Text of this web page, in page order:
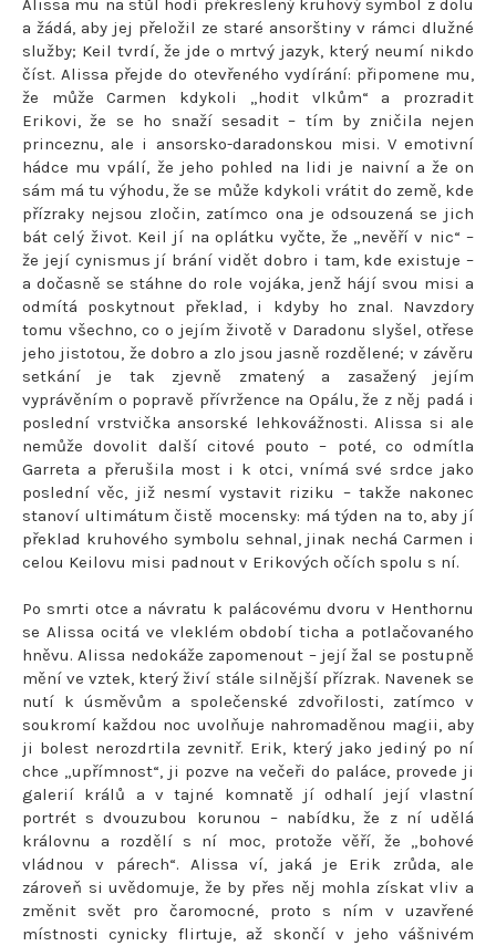
Alissa mu na stůl hodí překreslený kruhový symbol z dolu
a žádá, aby jej přeložil ze staré ansorštiny v rámci dlužné
služby; Keil tvrdí, že jde o mrtvý jazyk, který neumí nikdo
číst. Alissa přejde do otevřeného vydírání: připomene mu,
že může Carmen kdykoli „hodit vlkům“ a prozradit
Erikovi, že se ho snaží sesadit – tím by zničila nejen
princeznu, ale i ansorsko-daradonskou misi. V emotivní
hádce mu vpálí, že jeho pohled na lidi je naivní a že on
sám má tu výhodu, že se může kdykoli vrátit do země, kde
přízraky nejsou zločin, zatímco ona je odsouzená se jich
bát celý život. Keil jí na oplátku vyčte, že „nevěří v nic“ –
že její cynismus jí brání vidět dobro i tam, kde existuje –
a dočasně se stáhne do role vojáka, jenž hájí svou misi a
odmítá poskytnout překlad, i kdyby ho znal. Navzdory
tomu všechno, co o jejím životě v Daradonu slyšel, otřese
jeho jistotou, že dobro a zlo jsou jasně rozdělené; v závěru
setkání je tak zjevně zmatený a zasažený jejím
vyprávěním o popravě přívržence na Opálu, že z něj padá i
poslední vrstvička ansorské lehkovážnosti. Alissa si ale
nemůže dovolit další citové pouto – poté, co odmítla
Garreta a přerušila most i k otci, vnímá své srdce jako
poslední věc, již nesmí vystavit riziku – takže nakonec
stanoví ultimátum čistě mocensky: má týden na to, aby jí
překlad kruhového symbolu sehnal, jinak nechá Carmen i
celou Keilovu misi padnout v Erikových očích spolu s ní.
Po smrti otce a návratu k palácovému dvoru v Henthornu
se Alissa ocitá ve vleklém období ticha a potlačovaného
hněvu. Alissa nedokáže zapomenout – její žal se postupně
mění ve vztek, který živí stále silnější přízrak. Navenek se
nutí k úsměvům a společenské zdvořilosti, zatímco v
soukromí každou noc uvolňuje nahromaděnou magii, aby
ji bolest nerozdrtila zevnitř. Erik, který jako jediný po ní
chce „upřímnost“, ji pozve na večeři do paláce, provede ji
galerií králů a v tajné komnatě jí odhalí její vlastní
portrét s dvouzubou korunou – nabídku, že z ní udělá
královnu a rozdělí s ní moc, protože věří, že „bohové
vládnou v párech“. Alissa ví, jaká je Erik zrůda, ale
zároveň si uvědomuje, že by přes něj mohla získat vliv a
změnit svět pro čaromocné, proto s ním v uzavřené
místnosti cynicky flirtuje, až skončí v jeho vášnivém